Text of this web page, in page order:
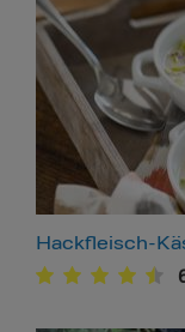
Hackfleisch-